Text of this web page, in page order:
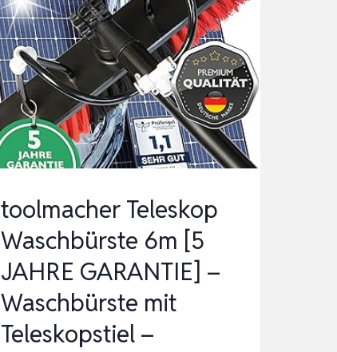
toolmacher Teleskop
Waschbürste 6m [5
JAHRE GARANTIE] –
Waschbürste mit
Teleskopstiel –